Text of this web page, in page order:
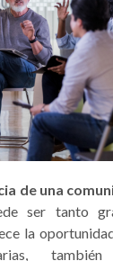
de una
ser tanto
la